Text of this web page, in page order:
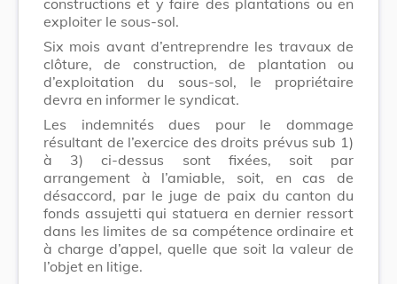
exploiter le sous-sol.
Six mois avant d’entreprendre les travaux de
clôture, de construction, de plantation ou
d’exploitation du sous-sol, le propriétaire
devra en informer le syndicat.
Les indemnités dues pour le dommage
résultant de l’exercice des droits prévus sub 1)
à 3) ci-dessus sont fixées, soit par
arrangement à l’amiable, soit, en cas de
désaccord, par le juge de paix du canton du
fonds assujetti qui statuera en dernier ressort
dans les limites de sa compétence ordinaire et
à charge d’appel, quelle que soit la valeur de
l’objet en litige.